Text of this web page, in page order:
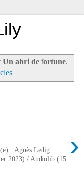
Un abri de fortune.
›
: Agnès Ledig
2023) / Audiolib (15